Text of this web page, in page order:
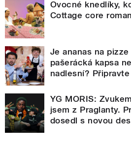
Ovocné knedlíky,
Cottage core
Je ananas na
pašerácká kapsa
nadlesní?
YG MORIS:
jsem z Praglanty.
dosedl s novou